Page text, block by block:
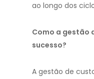
ao longo dos
Como a gestão
sucesso?
A gestão de